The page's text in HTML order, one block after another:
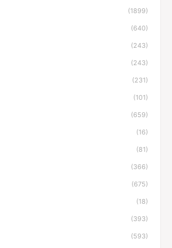
(1899)
(640)
(243)
(243)
(231)
(101)
(659)
(16)
(81)
(366)
(675)
(18)
(393)
(593)